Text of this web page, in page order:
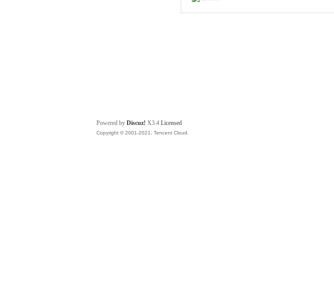
Powered by Discuz! X3.4 Licensed
Copyright © 2001-2021, Tencent Cloud.